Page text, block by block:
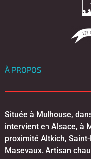
À PROPOS
Située à Mulhouse,
intervient en Alsace, à
proximité Altkich,
Masevaux. Artisan